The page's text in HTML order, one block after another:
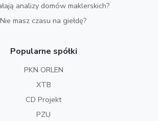
analizy domów maklerskich?
Nie masz czasu na giełdę?
Popularne spółki
PKN ORLEN
XTB
CD Projekt
PZU